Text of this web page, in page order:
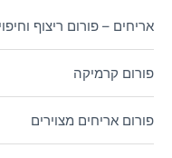
אריחים – פורום ריצוף וחיפוי
פורום קרמיקה
פורום אריחים מצוירים